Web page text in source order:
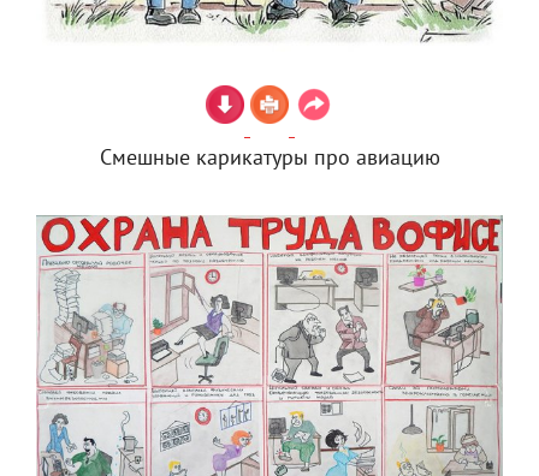
Смешные карикатуры про авиацию